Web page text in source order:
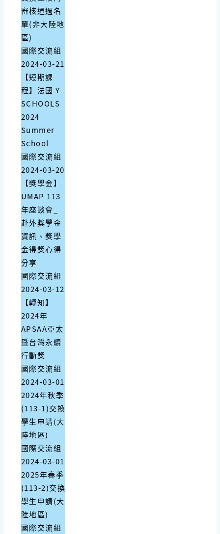
審核通過名
單(非大陸地
區)
國際交流組
2024-03-21
【短期課
程】法國 Y
SCHOOLS
2024
Summer
School
國際交流組
2024-03-20
【獎學金】
UMAP 113
年座談會_
赴外獎學金
資訊、獎學
金得獎心得
分享
國際交流組
2024-03-12
【轉知】
2024年
APSAA亞太
暨台灣永續
行動獎
國際交流組
2024-03-01
2024年秋季
(113-1)交換
學生申請(大
陸地區)
國際交流組
2024-03-01
2025年春季
(113-2)交換
學生申請(大
陸地區)
國際交流組